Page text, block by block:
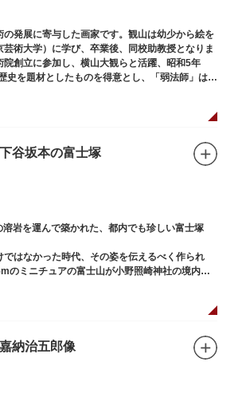
発展に寄与した画家です。観山は幼少から絵を
術大学）に学び、卒業後、同校助教授となりま
院創立に参加し、横山大観らと活躍、昭和5年
史を題材としたものを得意とし、「弱法師」は代
んりゅうじ）にあります。
下谷坂本の富士塚
岩を運んで築かれた、都内でも珍しい富士塚
はなかった時代、その姿を伝えるべく作られ
のミニチュアの富士山が小野照崎神社の境内に
されており、南無妙法と書かれた石碑や修験道
います。
きが行われ、6月30日と1日には富士塚に登ること
onoterupr
嘉納治五郎像